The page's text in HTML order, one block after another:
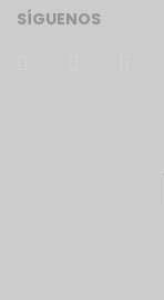
SÍGUENOS